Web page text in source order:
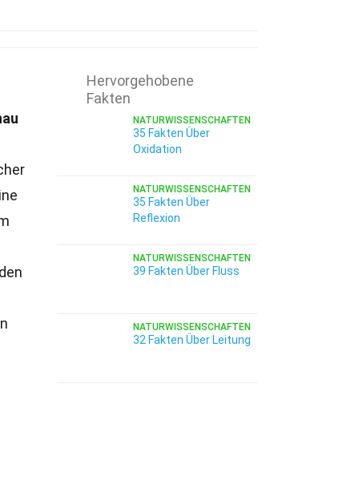
Hervorgehobene
Fakten
NATURWISSENSCHAFTEN
35 Fakten Über
Oxidation
NATURWISSENSCHAFTEN
35 Fakten Über
Reflexion
NATURWISSENSCHAFTEN
39 Fakten Über Fluss
NATURWISSENSCHAFTEN
32 Fakten Über Leitung